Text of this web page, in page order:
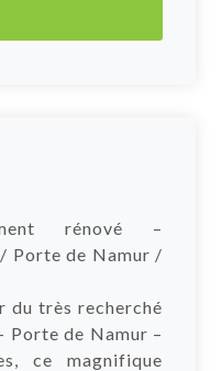
rénové –
Porte de Namur /
du très recherché
Porte de Namur –
ce magnifique